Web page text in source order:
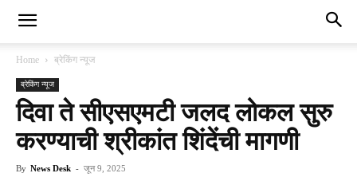
Home ब्रेकिंग न्यूज
ब्रेकिंग न्यूज
दिवा ते सीएसएमटी जलद लोकल सुरु
करण्याची श्रीकांत शिंदेंची मागणी
By News Desk - जून 9, 2025